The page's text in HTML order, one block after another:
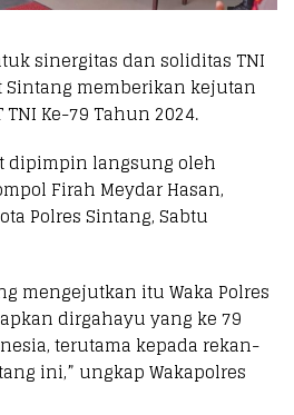
sinergitas dan soliditas TNI
Sintang memberikan kejutan
Ke-79 Tahun 2024.
dipimpin langsung oleh
Firah Meydar Hasan,
Polres Sintang, Sabtu
mengejutkan itu Waka Polres
dirgahayu yang ke 79
terutama kepada rekan-
ini,” ungkap Wakapolres